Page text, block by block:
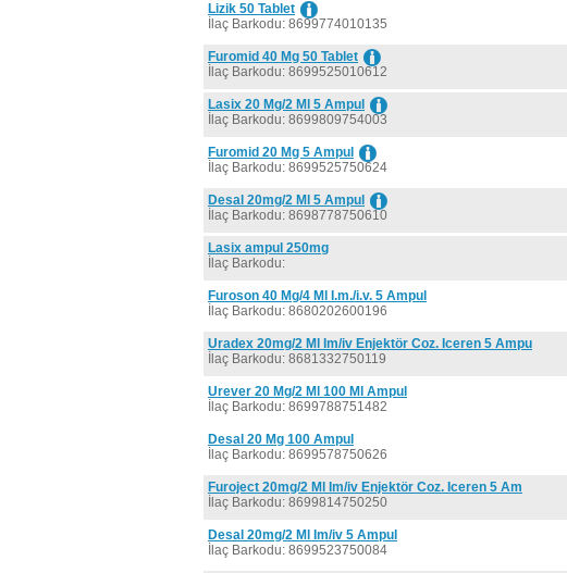
Lizik 50 Tablet
İlaç Barkodu: 8699774010135
Furomid 40 Mg 50 Tablet
İlaç Barkodu: 8699525010612
Lasix 20 Mg/2 Ml 5 Ampul
İlaç Barkodu: 8699809754003
Furomid 20 Mg 5 Ampul
İlaç Barkodu: 8699525750624
Desal 20mg/2 Ml 5 Ampul
İlaç Barkodu: 8698778750610
Lasix ampul 250mg
İlaç Barkodu:
Furoson 40 Mg/4 Ml I.m./i.v. 5 Ampul
İlaç Barkodu: 8680202600196
Uradex 20mg/2 Ml Im/iv Enjektör Coz. Iceren 5 Ampu
İlaç Barkodu: 8681332750119
Urever 20 Mg/2 Ml 100 Ml Ampul
İlaç Barkodu: 8699788751482
Desal 20 Mg 100 Ampul
İlaç Barkodu: 8699578750626
Furoject 20mg/2 Ml Im/iv Enjektör Coz. Iceren 5 Am
İlaç Barkodu: 8699814750250
Desal 20mg/2 Ml Im/iv 5 Ampul
İlaç Barkodu: 8699523750084